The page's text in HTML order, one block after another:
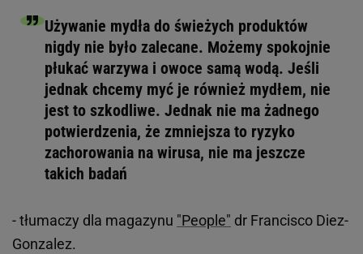
Używanie mydła do świeżych produktów
nigdy nie było zalecane. Możemy spokojnie
płukać warzywa i owoce samą wodą. Jeśli
jednak chcemy myć je również mydłem, nie
jest to szkodliwe. Jednak nie ma żadnego
potwierdzenia, że zmniejsza to ryzyko
zachorowania na wirusa, nie ma jeszcze
takich badań
- tłumaczy dla magazynu "People" dr Francisco Diez-
Gonzalez.